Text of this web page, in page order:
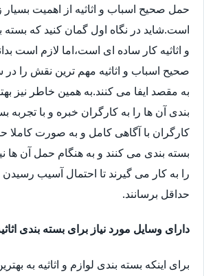
حمل صحیح اسباب و اثاثیه از اهمیت بسیار
است.شاید در نگاه اول گمان کنید که بسته
و اثاثیه کار ساده ای است،اما لازم است
صحیح اسباب و اثاثیه مهم ترین نقش را در
به مقصد ایفا می کنند.به همین خاطر نیز
بندی آن ها را به کارگران خبره و با تجربه
کارگران با آگاهی کامل و به صورت کاملا
بسته بندی می کنند و به هنگام حمل آن ها
را به کار می گیرند تا احتمال آسیب رسیدن
حداقل برسانند.
دارای وسایل مورد نیاز برای بسته بندی
برای اینکه بسته بندی لوازم و اثاثیه به